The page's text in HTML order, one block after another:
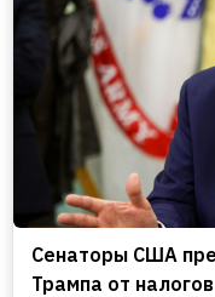
Сенаторы США
Трампа от налогов